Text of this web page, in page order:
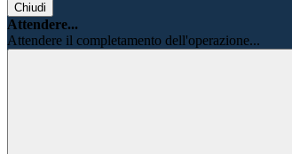
Chiudi
Attendere...
Attendere il completamento dell'operazione...